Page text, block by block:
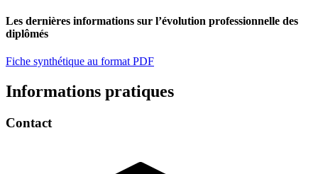
Les dernières informations sur l’évolution professionnelle des
diplômés
Fiche synthétique au format PDF
Informations pratiques
Contact